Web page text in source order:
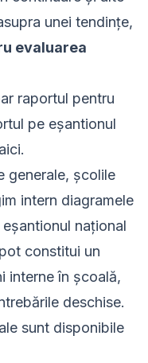
unei tendințe,
evaluarea
raportul pentru
pe eșantionul
generale, școlile
intern diagramele
național
constitui un
interne în școală,
deschise.
sunt disponibile